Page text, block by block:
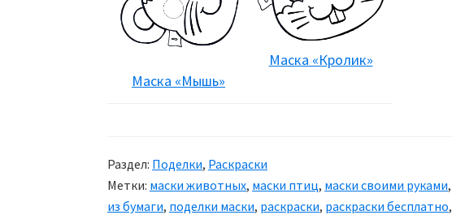
Маска «Мышь»
Маска «Кролик»
Раздел: Поделки, Раскраски
Метки: маски животных, маски птиц, маски своими руками,
из бумаги, поделки маски, раскраски, раскраски бесплатно,